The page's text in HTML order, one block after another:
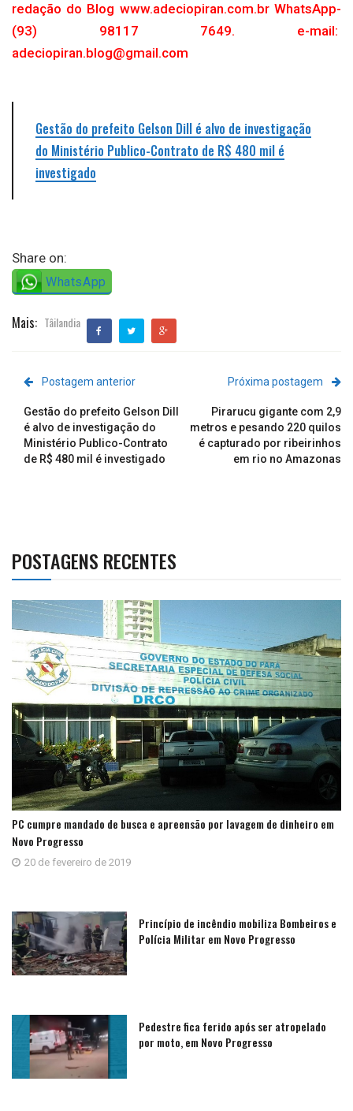
redação do Blog www.adeciopiran.com.br WhatsApp-
(93) 98117 7649. e-mail:
adeciopiran.blog@gmail.com
Gestão do prefeito Gelson Dill é alvo de investigação
do Ministério Publico-Contrato de R$ 480 mil é
investigado
Share on:
WhatsApp
Mais: Tâilandia
Postagem anterior
Gestão do prefeito Gelson Dill
é alvo de investigação do
Ministério Publico-Contrato
de R$ 480 mil é investigado
Próxima postagem
Pirarucu gigante com 2,9
metros e pesando 220 quilos
é capturado por ribeirinhos
em rio no Amazonas
POSTAGENS RECENTES
PC cumpre mandado de busca e apreensão por lavagem de dinheiro em
Novo Progresso
20 de fevereiro de 2019
Princípio de incêndio mobiliza Bombeiros e
Polícia Militar em Novo Progresso
Pedestre fica ferido após ser atropelado
por moto, em Novo Progresso